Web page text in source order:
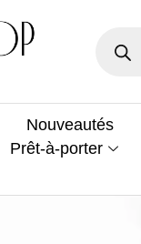
Nouveautés
Prêt-à-porter